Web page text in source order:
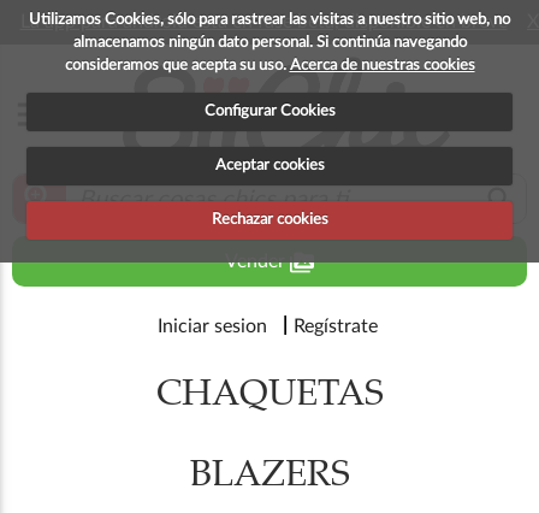
Utilizamos Cookies, sólo para rastrear las visitas a nuestro sitio web, no
almacenamos ningún dato personal. Si continúa navegando
consideramos que acepta su uso. Acerca de nuestras cookies
Configurar Cookies
Aceptar cookies
Rechazar cookies
La app para android esta en fase beta, disponible en breve
zoom_in search
Venderperm_media
Iniciar sesion Regístrate
CHAQUETAS
BLAZERS